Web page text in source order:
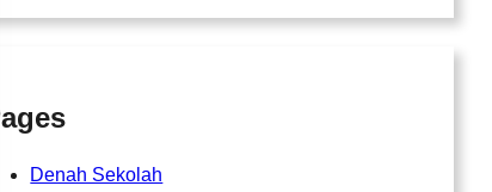
Denah Sekolah